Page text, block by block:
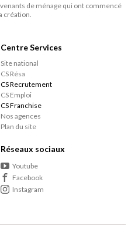
de ménage qui ont commencé
création.
Centre Services
Site national
CS Résa
CS Recrutement
CS Emploi
CS Franchise
Nos agences
Plan du site
Réseaux sociaux
Youtube
Facebook
Instagram